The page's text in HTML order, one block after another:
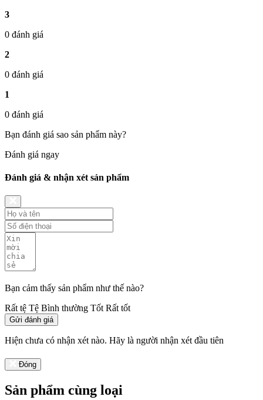
3
0 đánh giá
2
0 đánh giá
1
0 đánh giá
Bạn đánh giá sao sản phẩm này?
Đánh giá ngay
Đánh giá & nhận xét sản phẩm
Bạn cảm thấy sản phẩm như thế nào?
Rất tệ Tệ Bình thường Tốt Rất tốt
Gửi đánh giá
Hiện chưa có nhận xét nào. Hãy là người nhận xét đầu tiên
Đóng
Sản phẩm cùng loại